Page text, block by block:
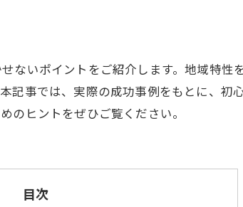
いポイントをご紹介します。地域特性
記事では、実際の成功事例をもとに、初
のヒントをぜひご覧ください。
目次